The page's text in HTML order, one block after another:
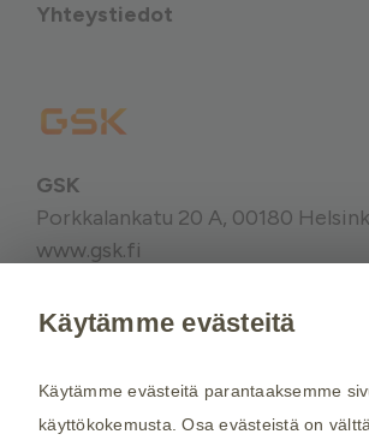
Yhteystiedot
GSK
Porkkalankatu 20 A, 00180
www.gsk.fi
ammattilaiselta.
THL:nsuosituksiin. Maakohtaiset
Käytämme evästeitä
Käytämme evästeitä parantaaksemme
käyttökokemusta. Osa evästeistä on